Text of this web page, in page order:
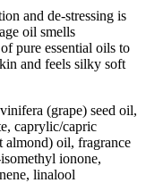
and de-stressing is
oil smells
pure essential oils to
and feels silky soft
(grape) seed oil,
caprylic/capric
almond) oil, fragrance
ionone,
linalool